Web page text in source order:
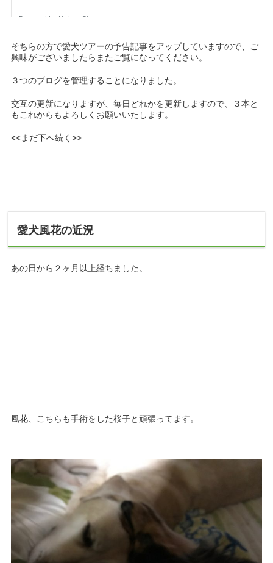
そちらの方で愛犬ツアーの予告記事をアップしていますので、ご
興味がございましたらまたご覧になってください。
３つのブログを管理することになりました。
交互の更新になりますが、毎日どれかを更新しますので、３本と
もこれからもよろしくお願いいたします。
<<まだ下へ続く>>
愛犬風花の近況
あの日から２ヶ月以上経ちました。
風花、こちらも手術をした桜子と頑張ってます。